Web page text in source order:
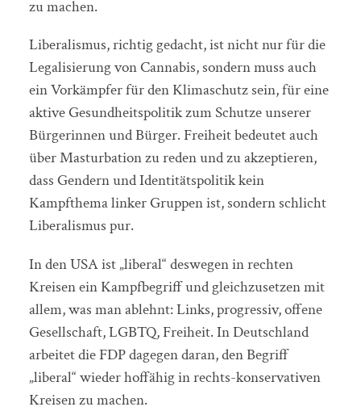
zu machen.
Liberalismus, richtig gedacht, ist nicht nur für die
Legalisierung von Cannabis, sondern muss auch
ein Vorkämpfer für den Klimaschutz sein, für eine
aktive Gesundheitspolitik zum Schutze unserer
Bürgerinnen und Bürger. Freiheit bedeutet auch
über Masturbation zu reden und zu akzeptieren,
dass Gendern und Identitätspolitik kein
Kampfthema linker Gruppen ist, sondern schlicht
Liberalismus pur.
In den USA ist „liberal“ deswegen in rechten
Kreisen ein Kampfbegriff und gleichzusetzen mit
allem, was man ablehnt: Links, progressiv, offene
Gesellschaft, LGBTQ, Freiheit. In Deutschland
arbeitet die FDP dagegen daran, den Begriff
„liberal“ wieder hoffähig in rechts-konservativen
Kreisen zu machen.